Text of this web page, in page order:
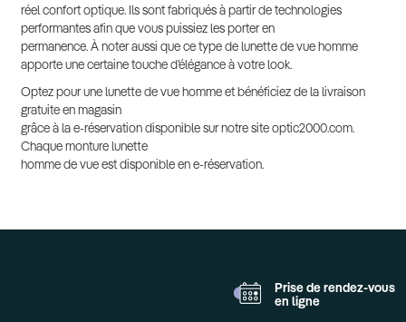
réel confort optique. Ils sont fabriqués à partir de technologies
performantes afin que vous puissiez les porter en
permanence. À noter aussi que ce type de lunette de vue homme
apporte une certaine touche d’élégance à votre look.
Optez pour une lunette de vue homme et bénéficiez de la livraison
gratuite en magasin
grâce à la e-réservation disponible sur notre site optic2000.com.
Chaque monture lunette
homme de vue est disponible en e-réservation.
Prise de rendez-vous
en ligne